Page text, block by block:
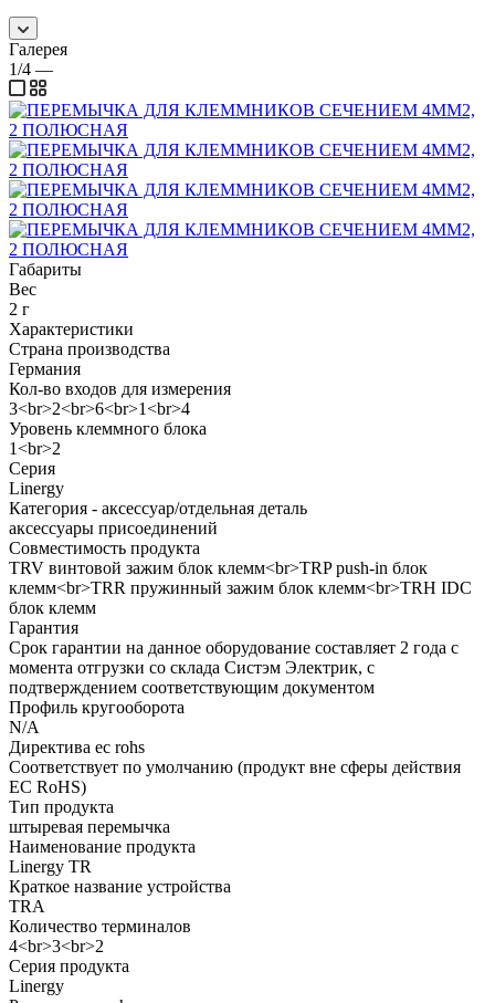
Галерея
1/4 —
Габариты
Вес
2 г
Характеристики
Страна производства
Германия
Кол-во входов для измерения
3<br>2<br>6<br>1<br>4
Уровень клеммного блока
1<br>2
Серия
Linergy
Категория - аксессуар/отдельная деталь
аксессуары присоединений
Совместимость продукта
TRV винтовой зажим блок клемм<br>TRP push-in блок
клемм<br>TRR пружинный зажим блок клемм<br>TRH IDC
блок клемм
Гарантия
Срок гарантии на данное оборудование составляет 2 года с
момента отгрузки со склада Систэм Электрик, с
подтверждением соответствующим документом
Профиль кругооборота
N/A
Директива ec rohs
Соответствует по умолчанию (продукт вне сферы действия
ЕС RoHS)
Тип продукта
штыревая перемычка
Наименование продукта
Linergy TR
Краткое название устройства
TRA
Количество терминалов
4<br>3<br>2
Серия продукта
Linergy